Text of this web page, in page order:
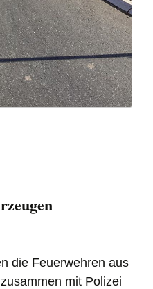
die Feuerwehren aus
mit Polizei